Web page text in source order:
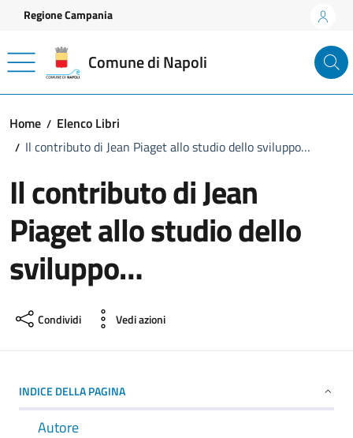
Vai ai contenuti
Vai al footer
Regione Campania
Comune di Napoli
Home
Elenco Libri
Il contributo di Jean Piaget allo studio dello sviluppo…
Il contributo di Jean
Piaget allo studio dello
sviluppo…
Condividi Vedi azioni
INDICE DELLA PAGINA
Autore